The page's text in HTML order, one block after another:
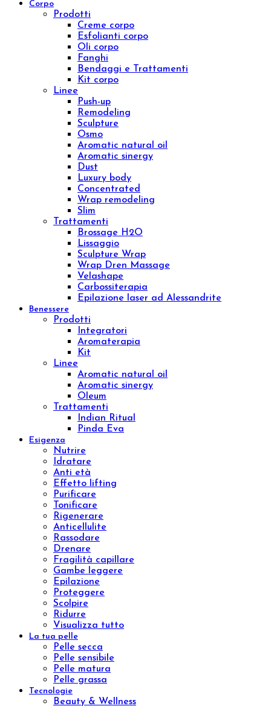
Concentrati viso
Kit viso
Linee
Inibhit
Elisir shock
Diamond
Purifing
Luxury
Concentrated
Whitening
Sensitive
Aromatic sinergy
Eye contour treatment
Hydrating and Nutritive
Professional face
Trattamenti
Diamond Lifting Face
H2O Treatment
Purifing Treatment
Sensitive Treatment
Venere o Afrodite?
Whitening Treatment
Filler Radiesse
Prodotti
Creme corpo
Esfolianti corpo
Fanghi
Bendaggi e Trattamenti
Kit corpo
Linee
Push-up
Remodeling
Sculpture
Osmo
Aromatic natural oil
Aromatic sinergy
Dust
Concentrated
Wrap remodeling
Slim
Trattamenti
Brossage H2O
Lissaggio
Sculpture Wrap
Wrap Dren Massage
Velashape
Carbossiterapia
Epilazione laser ad Alessandrite
Benessere
Prodotti
Integratori
Aromaterapia
Kit
Linee
Aromatic natural oil
Aromatic sinergy
Oleum
Trattamenti
Indian Ritual
Esigenza